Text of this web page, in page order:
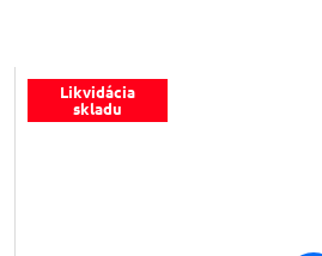
Likvidácia
skladu